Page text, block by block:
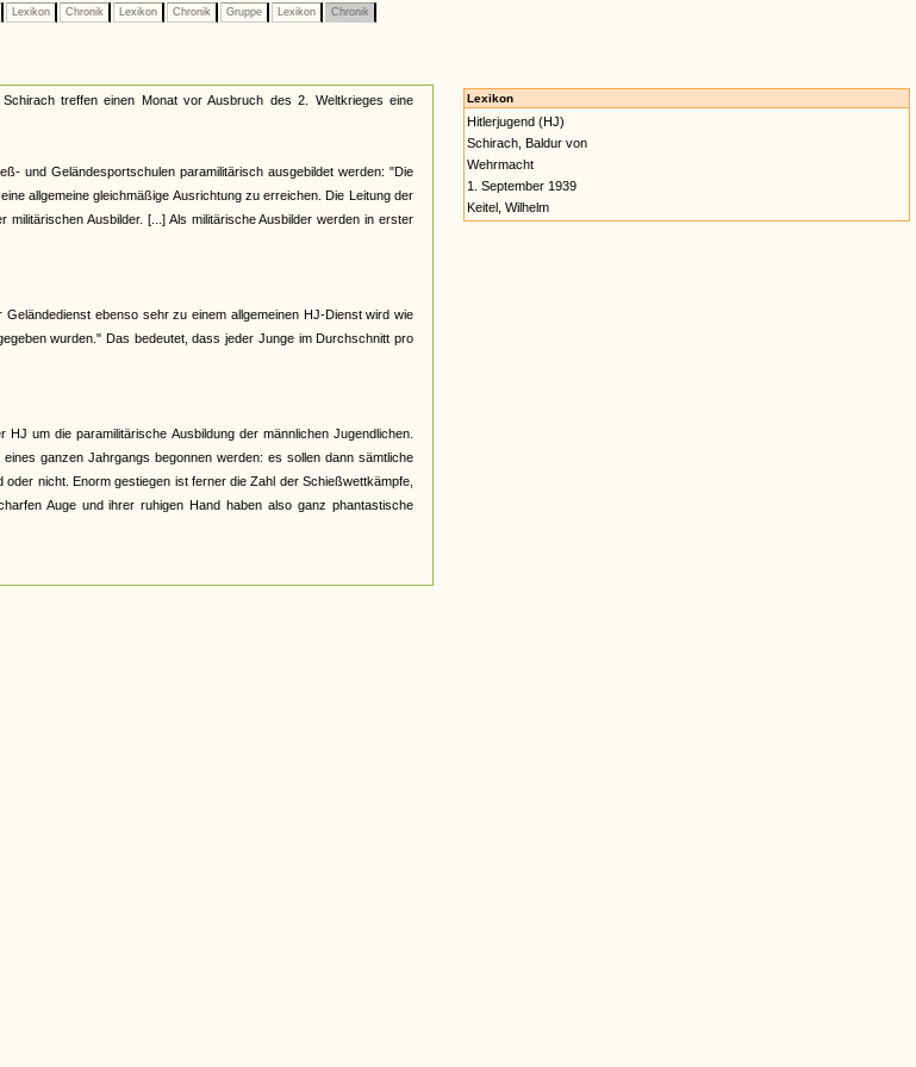
Lexikon Chronik Lexikon Chronik Gruppe Lexikon Chronik
treffen einen Monat vor Ausbruch des 2. Weltkrieges eine
und Geländesportschulen paramilitärisch ausgebildet werden: "Die
allgemeine gleichmäßige Ausrichtung zu erreichen. Die Leitung der
Ausbilder. [...] Als militärische Ausbilder werden in erster
ebenso sehr zu einem allgemeinen HJ-Dienst wird wie
wurden." Das bedeutet, dass jeder Junge im Durchschnitt pro
um die paramilitärische Ausbildung der männlichen Jugendlichen.
ganzen Jahrgangs begonnen werden: es sollen dann sämtliche
nicht. Enorm gestiegen ist ferner die Zahl der Schießwettkämpfe,
Auge und ihrer ruhigen Hand haben also ganz phantastische
Lexikon
Hitlerjugend (HJ)
Schirach, Baldur von
Wehrmacht
1. September 1939
Keitel, Wilhelm